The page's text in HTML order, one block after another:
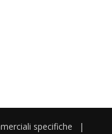
specifiche
|